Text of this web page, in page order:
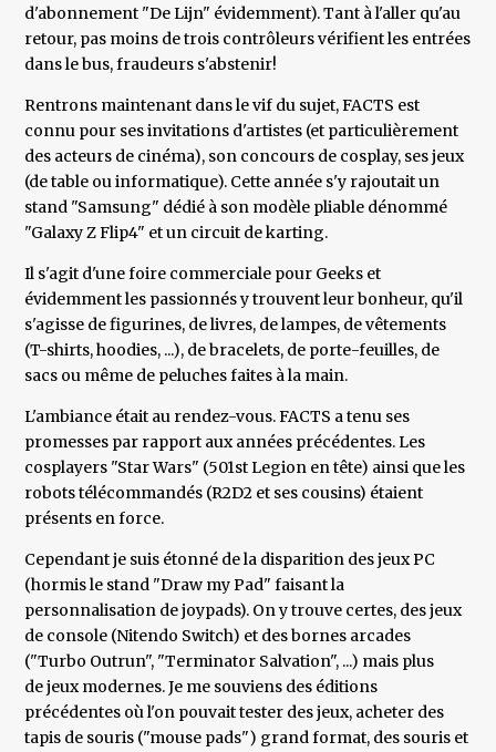
d'abonnement "De Lijn" évidemment). Tant à l'aller qu'au
retour, pas moins de trois contrôleurs vérifient les entrées
dans le bus, fraudeurs s'abstenir!
Rentrons maintenant dans le vif du sujet, FACTS est
connu pour ses invitations d'artistes (et particulièrement
des acteurs de cinéma), son concours de cosplay, ses jeux
(de table ou informatique). Cette année s'y rajoutait un
stand "Samsung" dédié à son modèle pliable dénommé
"Galaxy Z Flip4" et un circuit de karting.
Il s'agit d'une foire commerciale pour Geeks et
évidemment les passionnés y trouvent leur bonheur, qu'il
s'agisse de figurines, de livres, de lampes, de vêtements
(T-shirts, hoodies, ...), de bracelets, de porte-feuilles, de
sacs ou même de peluches faites à la main.
L'ambiance était au rendez-vous. FACTS a tenu ses
promesses par rapport aux années précédentes. Les
cosplayers "Star Wars" (501st Legion en tête) ainsi que les
robots télécommandés (R2D2 et ses cousins) étaient
présents en force.
Cependant je suis étonné de la disparition des jeux PC
(hormis le stand "Draw my Pad" faisant la
personnalisation de joypads). On y trouve certes, des jeux
de console (Nitendo Switch) et des bornes arcades
("Turbo Outrun", "Terminator Salvation", ...) mais plus
de jeux modernes. Je me souviens des éditions
précédentes où l'on pouvait tester des jeux, acheter des
tapis de souris ("mouse pads") grand format, des souris et